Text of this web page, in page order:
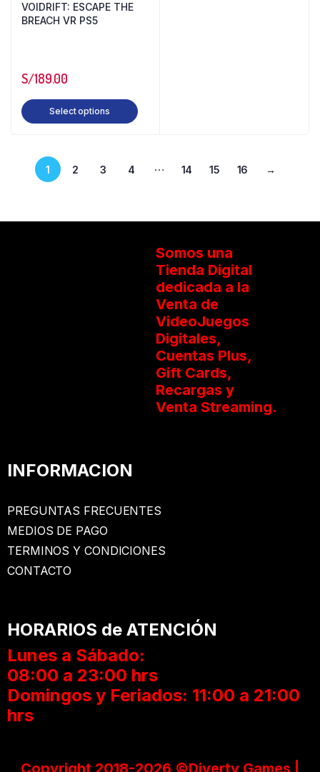
VOIDRIFT: ESCAPE THE
BREACH VR PS5
S/189.00
Select options
1 2 3 4 … 14 15 16 →
Somos una
Tienda Digital
dedicada a la
Venta de
VideoJuegos
Digitales,
Cuentas Plus,
Gift Cards,
Recargas y
Venta Streaming.
INFORMACION
PREGUNTAS FRECUENTES
MEDIOS DE PAGO
TERMINOS Y CONDICIONES
CONTACTO
HORARIOS de ATENCIÓN
Lunes a Sábado:
08:00 a 23:00 hrs
Domingos y Feriados: 11:00 a 21:00
hrs
Copyright 2018-2026 ©Diverty Games |